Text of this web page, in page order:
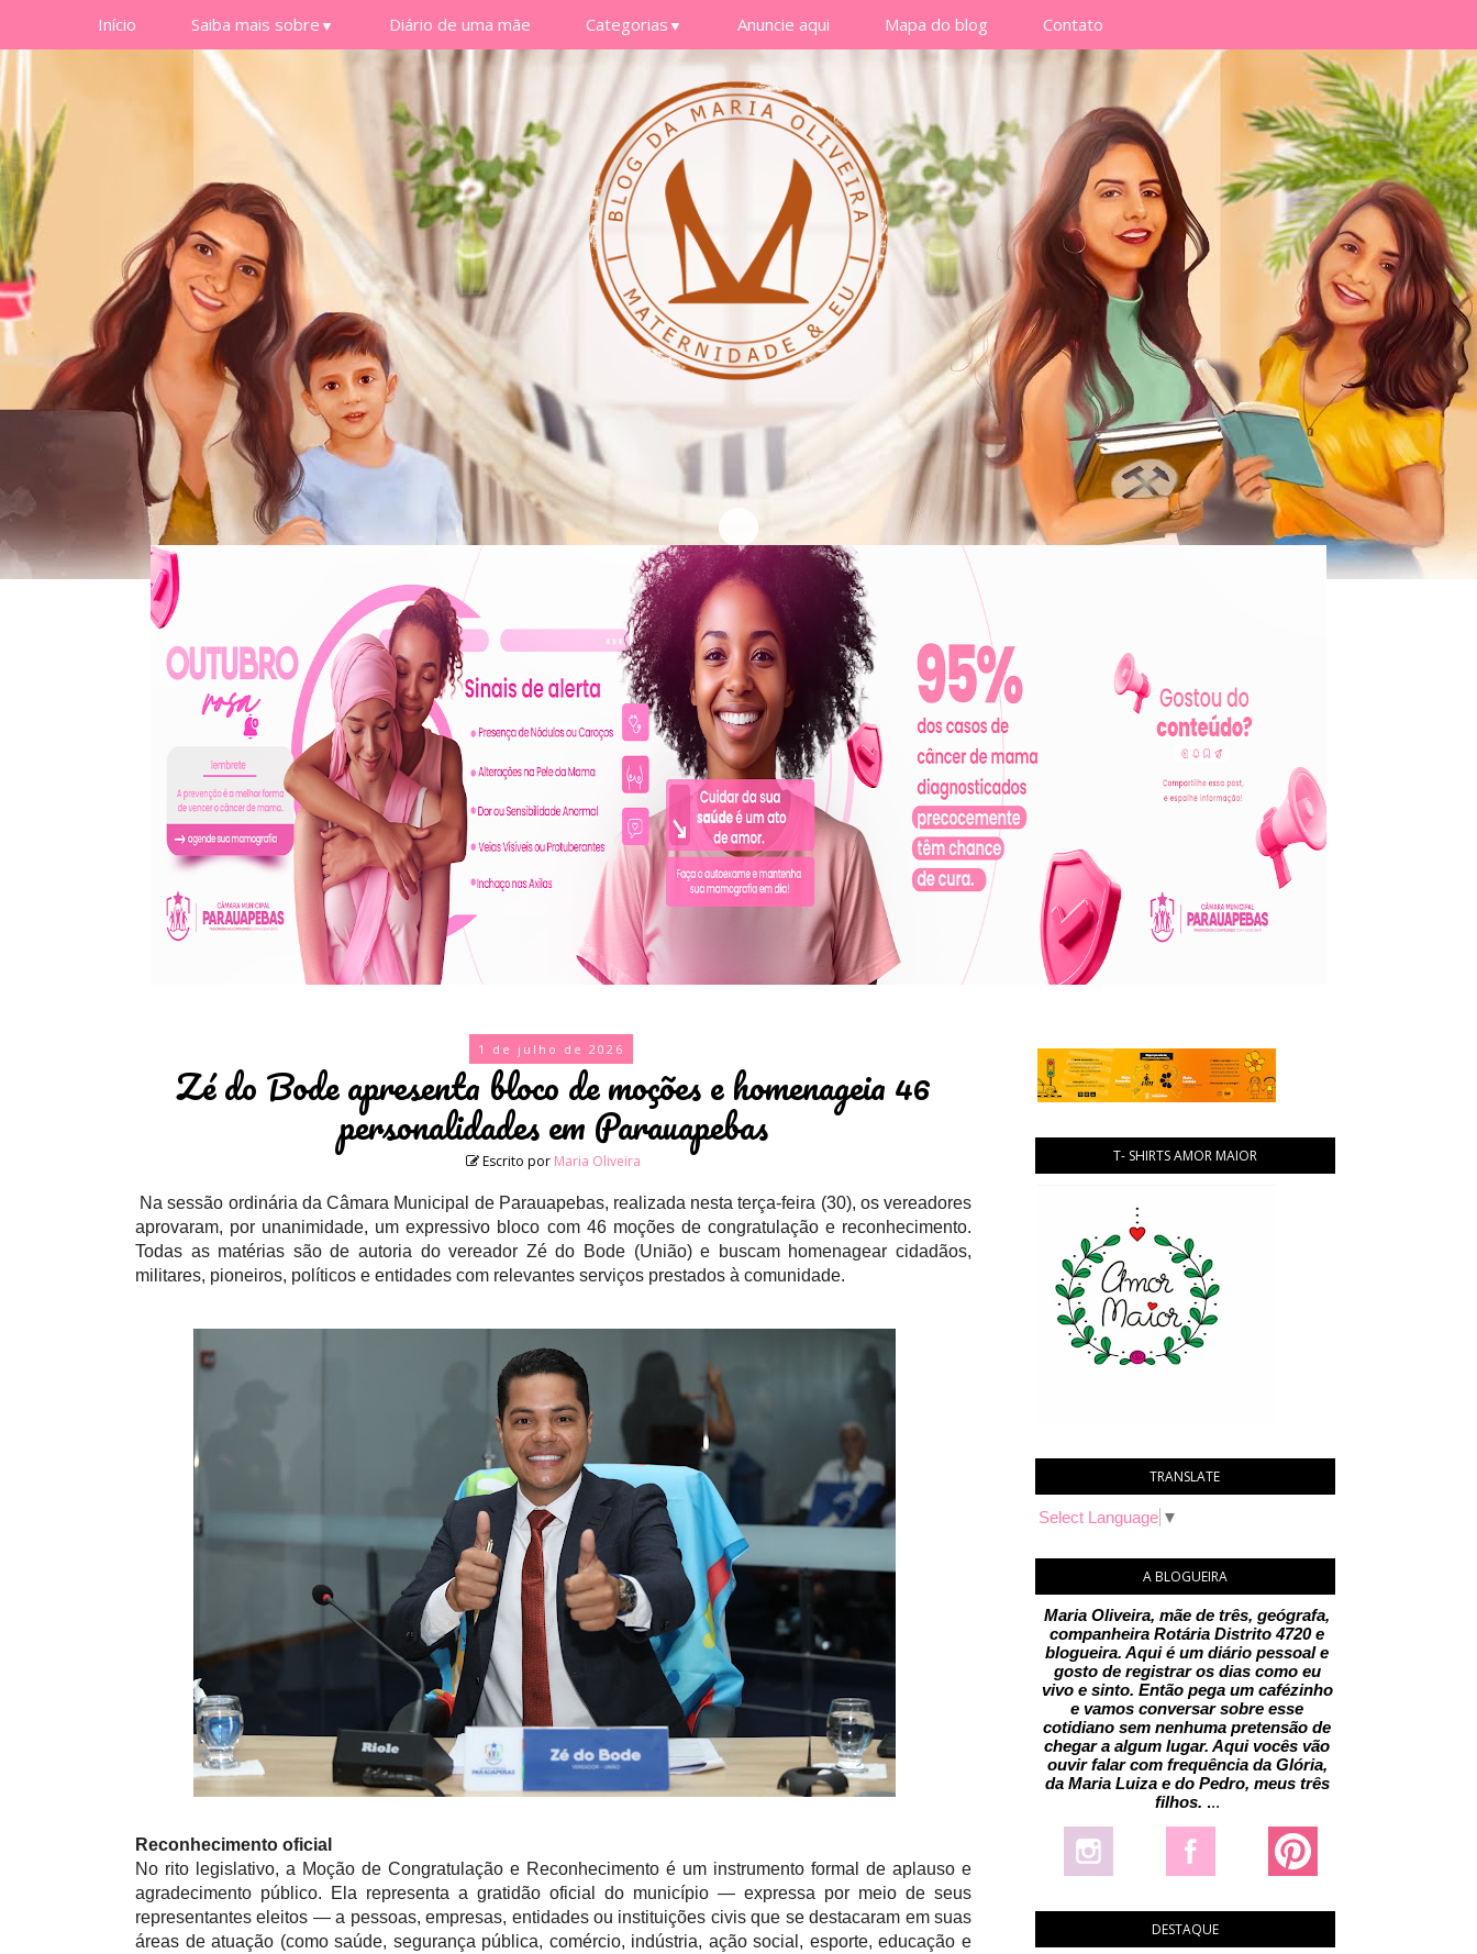
Início Saiba mais sobre ▼ Diário de uma mãe Categorias ▼ Anuncie aqui Mapa do blog Contato
1 de julho de 2026
Zé do Bode apresenta bloco de moções e homenageia 46
personalidades em Parauapebas
Escrito por Maria Oliveira
Na sessão ordinária da Câmara Municipal de Parauapebas, realizada nesta terça-feira (30), os vereadores
aprovaram, por unanimidade, um expressivo bloco com 46 moções de congratulação e reconhecimento.
Todas as matérias são de autoria do vereador Zé do Bode (União) e buscam homenagear cidadãos,
militares, pioneiros, políticos e entidades com relevantes serviços prestados à comunidade.
Reconhecimento oficial
No rito legislativo, a Moção de Congratulação e Reconhecimento é um instrumento formal de aplauso e
agradecimento público. Ela representa a gratidão oficial do município — expressa por meio de seus
representantes eleitos — a pessoas, empresas, entidades ou instituições civis que se destacaram em suas
áreas de atuação (como saúde, segurança pública, comércio, indústria, ação social, esporte, educação e
T- SHIRTS AMOR MAIOR
TRANSLATE
Select Language ▼
A BLOGUEIRA
Maria Oliveira, mãe de três, geógrafa,
companheira Rotária Distrito 4720 e
blogueira. Aqui é um diário pessoal e
gosto de registrar os dias como eu
vivo e sinto. Então pega um cafézinho
e vamos conversar sobre esse
cotidiano sem nenhuma pretensão de
chegar a algum lugar. Aqui vocês vão
ouvir falar com frequência da Glória,
da Maria Luiza e do Pedro, meus três
filhos. ...
DESTAQUE